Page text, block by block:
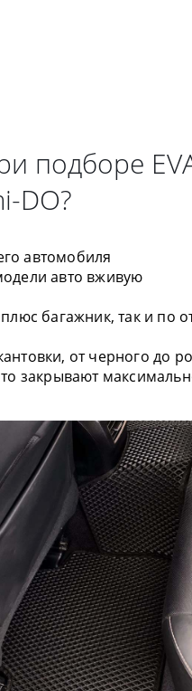
подборе
DO?
автомобиля
авто вживую
багажник, так и по
от черного до
закрывают